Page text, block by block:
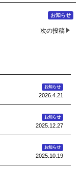
お知らせ
次の投稿
お知らせ
2026.4.21
お知らせ
2025.12.27
お知らせ
2025.10.19